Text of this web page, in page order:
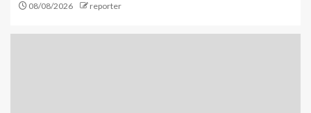
08/08/2026 reporter